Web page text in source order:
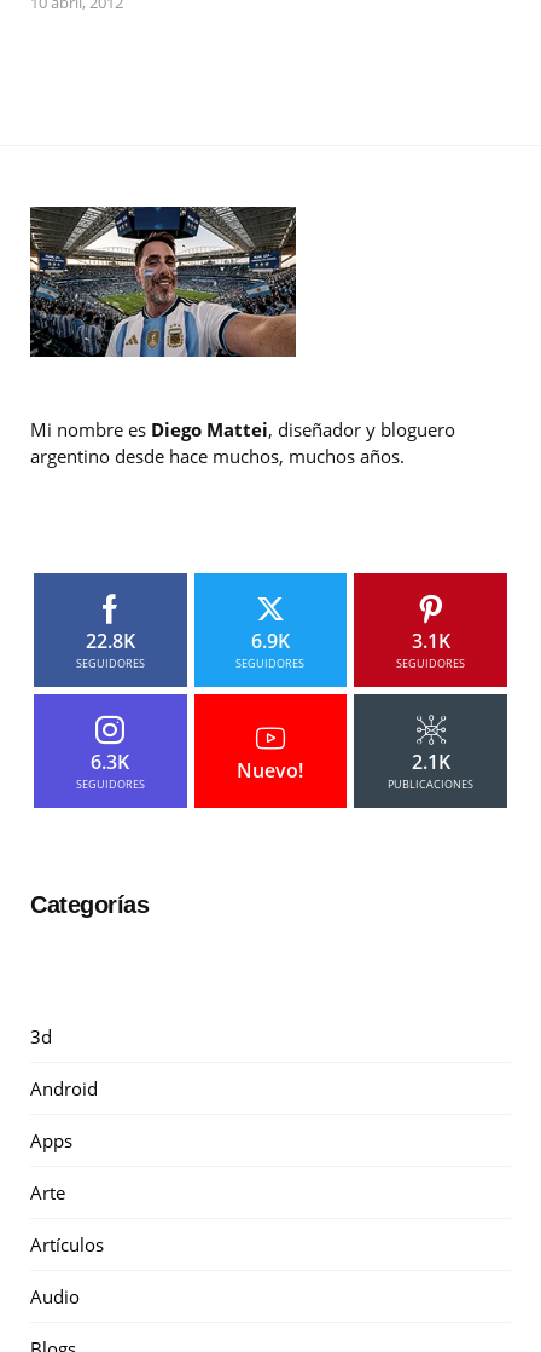
Mi nombre es Diego Mattei, diseñador y bloguero
argentino desde hace muchos, muchos años.
22.8K
SEGUIDORES
6.9K
SEGUIDORES
3.1K
SEGUIDORES
6.3K
SEGUIDORES
Nuevo! 2.1K
PUBLICACIONES
Categorías
3d
Android
Apps
Arte
Artículos
Audio